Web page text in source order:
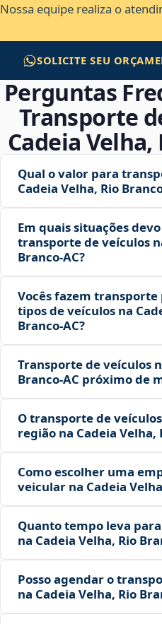
Nossa equipe realiza o
SOLICITE SEU
Perguntas
Transporte
Cadeia Velha,
Qual o valor para
Cadeia Velha, Rio
Em quais situações
transporte de veículos
Branco‑AC?
Vocês fazem
tipos de veículos na
Branco‑AC?
Transporte de veículos
Branco‑AC próximo de
O transporte de
região na Cadeia Velha,
Como escolher uma
veicular na Cadeia
Quanto tempo leva
na Cadeia Velha, Rio
Posso agendar o
na Cadeia Velha, Rio